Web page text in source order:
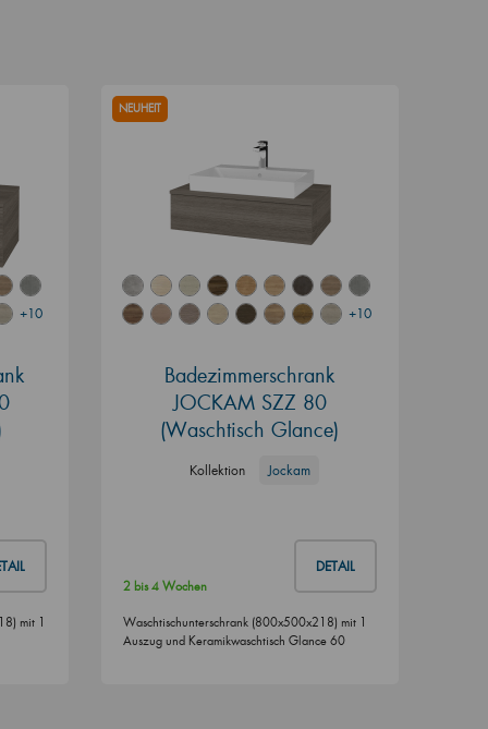
+10
mit 1
+10
NEUHEIT
Badezimmerschrank
JOCKAM SZZ 80
(Waschtisch Glance)
Kollektion Jockam
DETAIL
2 bis 4 Wochen
Waschtischunterschrank (800x500x218) mit 1
Auszug und Keramikwaschtisch Glance 60